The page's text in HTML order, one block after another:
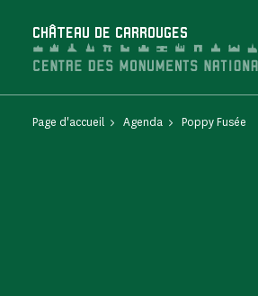
CHÂTEAU DE CARROUGES
Page d'accueil Agenda Poppy Fusée